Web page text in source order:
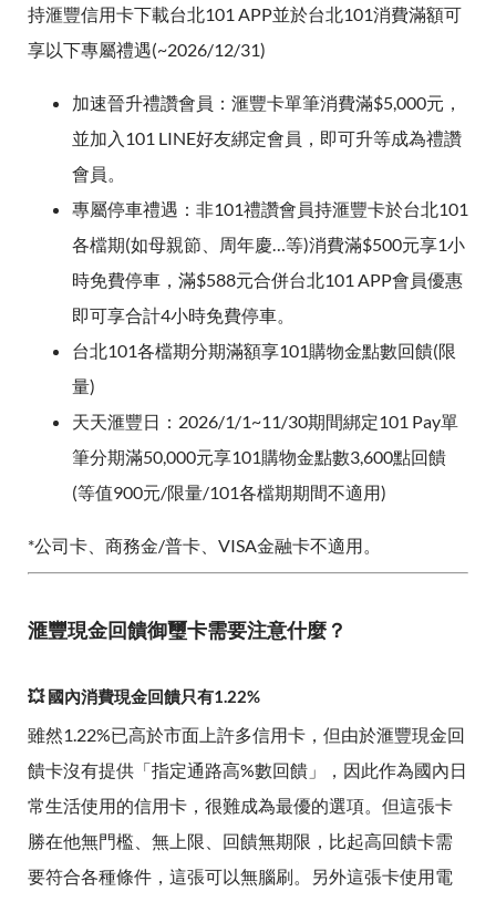
持滙豐信用卡下載台北101 APP並於台北101消費滿額可
享以下專屬禮遇(~2026/12/31)
加速晉升禮讚會員：滙豐卡單筆消費滿$5,000元，
並加入101 LINE好友綁定會員，即可升等成為禮讚
會員。
專屬停車禮遇：非101禮讚會員持滙豐卡於台北101
各檔期(如母親節、周年慶…等)消費滿$500元享1小
時免費停車，滿$588元合併台北101 APP會員優惠
即可享合計4小時免費停車。
台北101各檔期分期滿額享101購物金點數回饋(限
量)
天天滙豐日：2026/1/1~11/30期間綁定101 Pay單
筆分期滿50,000元享101購物金點數3,600點回饋
(等值900元/限量/101各檔期期間不適用)
*公司卡、商務金/普卡、VISA金融卡不適用。
滙豐現金回饋御璽卡需要注意什麼？
💥 國內消費現金回饋只有1.22%
雖然1.22%已高於市面上許多信用卡，但由於滙豐現金回
饋卡沒有提供「指定通路高%數回饋」，因此作為國內日
常生活使用的信用卡，很難成為最優的選項。但這張卡
勝在他無門檻、無上限、回饋無期限，比起高回饋卡需
要符合各種條件，這張可以無腦刷。另外這張卡使用電